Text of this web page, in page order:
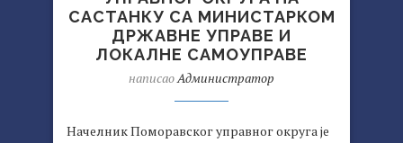
САСТАНКУ СА МИНИСТАРКОМ
ДРЖАВНЕ УПРАВЕ И
ЛОКАЛНЕ САМОУПРАВЕ
написао Администратор
Начелник Поморавског управног округа је